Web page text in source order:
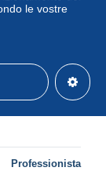
en marron
Professionista
le vostre